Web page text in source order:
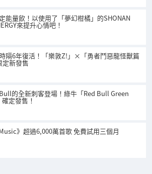
能量飲！以使用了「夢幻柑橘」的SHONAN
來提升心情吧！
隔6年復活！「樂敦Z!」×「勇者鬥惡龍怪獸篇
定新發售
的全新刺客登場！綠牛「Red Bull Green
定發售！
》超過6,000萬首歌 免費試用三個月